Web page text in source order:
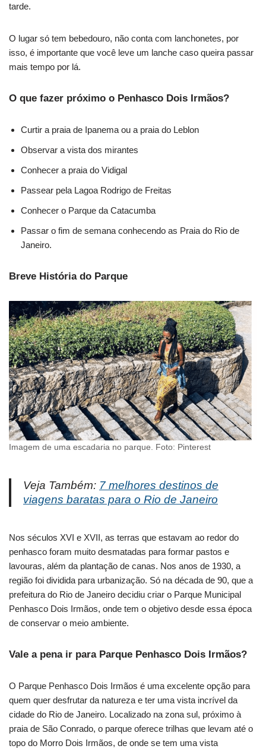
tarde.
O lugar só tem bebedouro, não conta com lanchonetes, por
isso, é importante que você leve um lanche caso queira passar
mais tempo por lá.
O que fazer próximo o Penhasco Dois Irmãos?
Curtir a praia de Ipanema ou a praia do Leblon
Observar a vista dos mirantes
Conhecer a praia do Vidigal
Passear pela Lagoa Rodrigo de Freitas
Conhecer o Parque da Catacumba
Passar o fim de semana conhecendo as Praia do Rio de
Janeiro.
Breve História do Parque
Imagem de uma escadaria no parque. Foto: Pinterest
Veja Também: 7 melhores destinos de
viagens baratas para o Rio de Janeiro
Nos séculos XVI e XVII, as terras que estavam ao redor do
penhasco foram muito desmatadas para formar pastos e
lavouras, além da plantação de canas. Nos anos de 1930, a
região foi dividida para urbanização. Só na década de 90, que a
prefeitura do Rio de Janeiro decidiu criar o Parque Municipal
Penhasco Dois Irmãos, onde tem o objetivo desde essa época
de conservar o meio ambiente.
Vale a pena ir para Parque Penhasco Dois Irmãos?
O Parque Penhasco Dois Irmãos é uma excelente opção para
quem quer desfrutar da natureza e ter uma vista incrível da
cidade do Rio de Janeiro. Localizado na zona sul, próximo à
praia de São Conrado, o parque oferece trilhas que levam até o
topo do Morro Dois Irmãos, de onde se tem uma vista